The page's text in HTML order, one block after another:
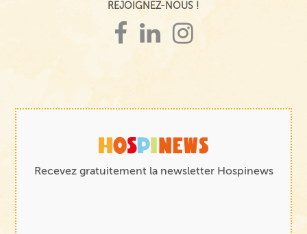
REJOIGNEZ-NOUS !
Recevez gratuitement la newsletter Hospinews